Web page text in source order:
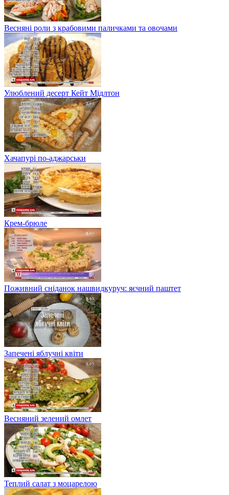
Весняні роли з крабовими паличками та овочами
Улюблений десерт Кейт Мідлтон
Хачапурі по-аджарськи
Крем-брюле
Поживний сніданок нашвидкуруч: яєчний паштет
Запечені яблучні квіти
Весняний зелений омлет
Теплий салат з моцарелою